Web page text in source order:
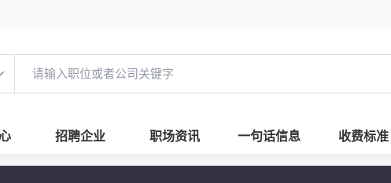
招聘企业 职场资讯 一句话信息 收费标准